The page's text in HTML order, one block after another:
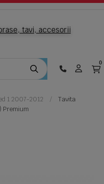
tavi, accesorii
0
1 2007-2012
Tavita
Premium